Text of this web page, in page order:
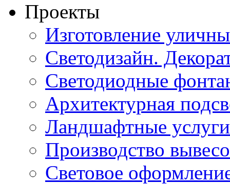
Проекты
Изготовление
Светодизайн.
Светодиодные
Архитектурная
Ландшафтные
Производство
Световое